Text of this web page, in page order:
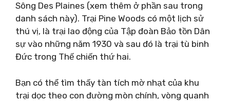
Sông Des Plaines (xem thêm ở phần sau trong
danh sách này). Trại Pine Woods có một lịch sử
thú vị, là trại lao động của Tập đoàn Bảo tồn Dân
sự vào những năm 1930 và sau đó là trại tù binh
Đức trong Thế chiến thứ hai.
Bạn có thể tìm thấy tàn tích mờ nhạt của khu
trại dọc theo con đường mòn chính, vòng quanh